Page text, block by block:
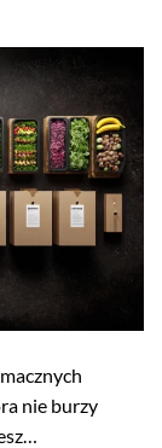
nie burzy